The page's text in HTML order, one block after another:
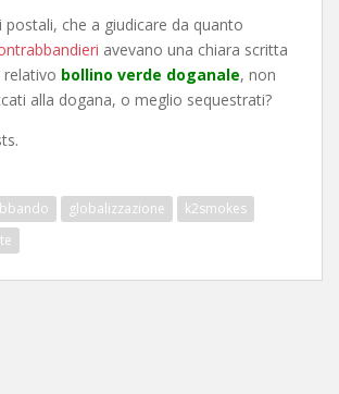
postali, che a giudicare da quanto
avevano una chiara scritta
relativo bollino verde doganale, non
alla dogana, o meglio sequestrati?
globalizzazione
k2smokes